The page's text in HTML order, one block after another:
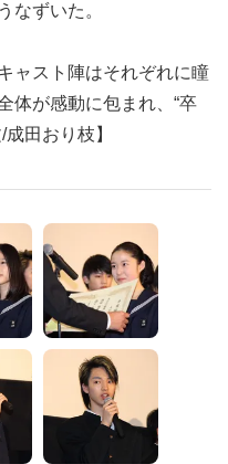
なずいた。
ャスト陣はそれぞれに瞳
体が感動に包まれ、“卒
田おり枝】